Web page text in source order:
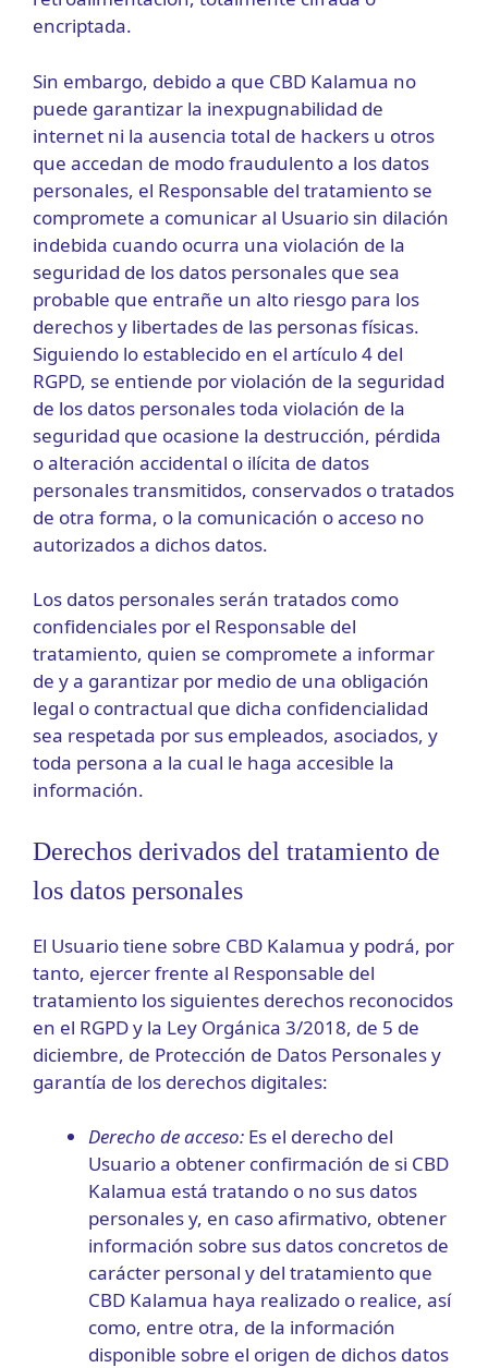
encriptada.
Sin embargo, debido a que CBD Kalamua no
puede garantizar la inexpugnabilidad de
internet ni la ausencia total de hackers u otros
que accedan de modo fraudulento a los datos
personales, el Responsable del tratamiento se
compromete a comunicar al Usuario sin dilación
indebida cuando ocurra una violación de la
seguridad de los datos personales que sea
probable que entrañe un alto riesgo para los
derechos y libertades de las personas físicas.
Siguiendo lo establecido en el artículo 4 del
RGPD, se entiende por violación de la seguridad
de los datos personales toda violación de la
seguridad que ocasione la destrucción, pérdida
o alteración accidental o ilícita de datos
personales transmitidos, conservados o tratados
de otra forma, o la comunicación o acceso no
autorizados a dichos datos.
Los datos personales serán tratados como
confidenciales por el Responsable del
tratamiento, quien se compromete a informar
de y a garantizar por medio de una obligación
legal o contractual que dicha confidencialidad
sea respetada por sus empleados, asociados, y
toda persona a la cual le haga accesible la
información.
Derechos derivados del tratamiento de
los datos personales
El Usuario tiene sobre CBD Kalamua y podrá, por
tanto, ejercer frente al Responsable del
tratamiento los siguientes derechos reconocidos
en el RGPD y la Ley Orgánica 3/2018, de 5 de
diciembre, de Protección de Datos Personales y
garantía de los derechos digitales:
Derecho de acceso: Es el derecho del
Usuario a obtener confirmación de si CBD
Kalamua está tratando o no sus datos
personales y, en caso afirmativo, obtener
información sobre sus datos concretos de
carácter personal y del tratamiento que
CBD Kalamua haya realizado o realice, así
como, entre otra, de la información
disponible sobre el origen de dichos datos